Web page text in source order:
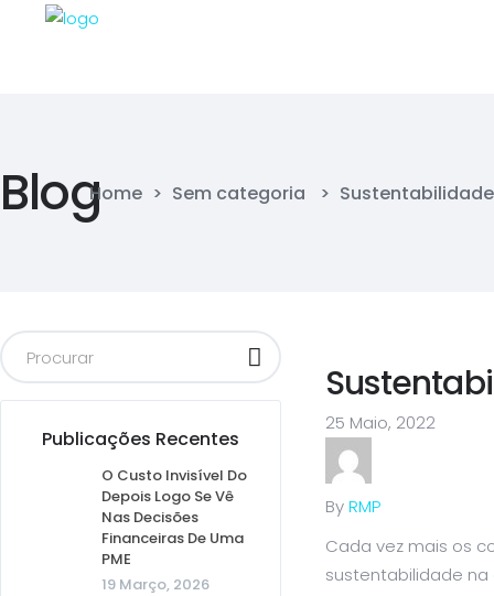
BlogHome > Sem categoria > Sustentabilidade
Publicações Recentes
O Custo Invisível Do
Depois Logo Se Vê
Nas Decisões
Financeiras De Uma
PME
19 Março, 2026
25 Maio, 2022
ByRMP
Cada vez mais os
sustentabilidade na